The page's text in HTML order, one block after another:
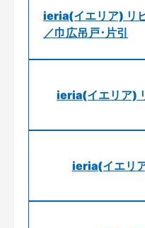
ieria(イエリア) リ
／巾広吊戸･片引
ieria(イエリア)
ieria(イエリ